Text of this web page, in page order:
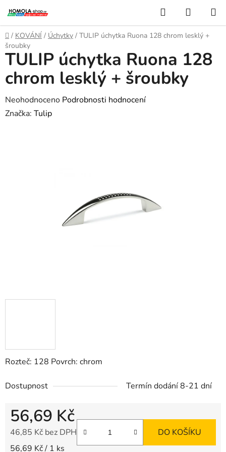
na
obsah
Hledat
KOŠÍK
Domů
/ KOVÁNÍ / Úchytky / TULIP úchytka Ruona 128 chrom lesklý +
šroubky
Rozteč: 128 Povrch: chrom
Dostupnost Termín dodání 8-21 dní
56,69 Kč
46,85 Kč bez DPH
Měrná cena:
56,69 Kč / 1 ks
DO KOŠÍKU
TULIP úchytka Ruona 128
chrom lesklý + šroubky
Průměrné
hodnocení
Neohodnoceno Podrobnosti hodnocení
Značka: Tulip